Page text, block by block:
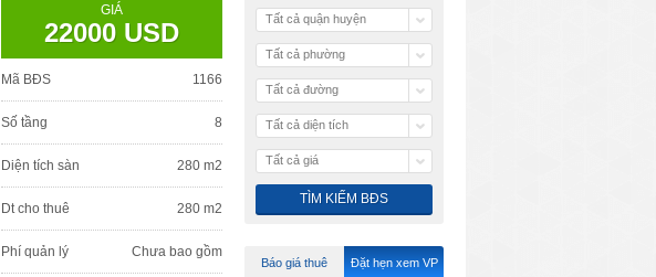
GIÁ
22000 USD
Mã BĐS 1166
Số tầng 8
Diện tích sàn 280 m2
Dt cho thuê 280 m2
Phí quản lý Chưa bao gồm
Tất cả quận huyện
Tất cả phường
Tất cả đường
Tất cả diện tích
Tất cả giá
Báo giá thuê Đặt hẹn xem VP